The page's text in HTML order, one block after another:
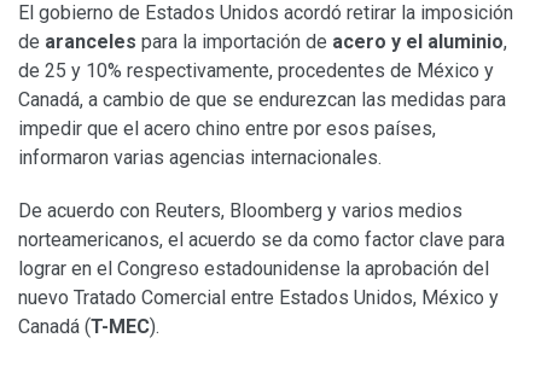
El gobierno de Estados Unidos acordó retirar la imposición
de aranceles para la importación de acero y el aluminio,
de 25 y 10% respectivamente, procedentes de México y
Canadá, a cambio de que se endurezcan las medidas para
impedir que el acero chino entre por esos países,
informaron varias agencias internacionales.
De acuerdo con Reuters, Bloomberg y varios medios
norteamericanos, el acuerdo se da como factor clave para
lograr en el Congreso estadounidense la aprobación del
nuevo Tratado Comercial entre Estados Unidos, México y
Canadá (T-MEC).